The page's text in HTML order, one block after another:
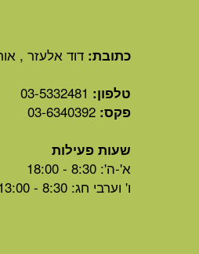
כתובת: דוד אלעזר ,
טלפון: 03-5332481
פקס: 03-6340392
שעות פעילות
א'-ה': 8:30 - 18:00
ו' וערבי חג: 8:30 - 13:00